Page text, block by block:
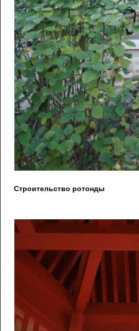
Строительство ротонды